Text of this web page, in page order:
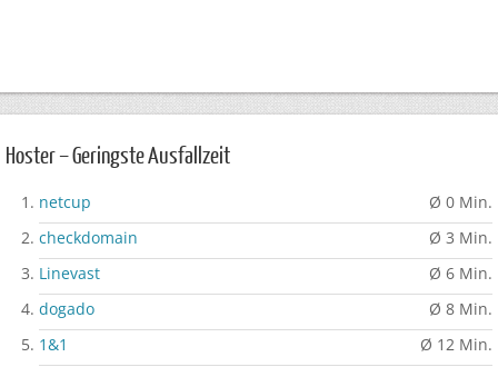
Hoster – Geringste Ausfallzeit
netcup
Ø 0 Min.
checkdomain
Ø 3 Min.
Linevast
Ø 6 Min.
dogado
Ø 8 Min.
1&1
Ø 12 Min.